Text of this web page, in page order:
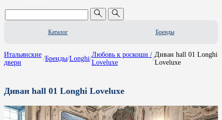
Каталог Бренды
Итальянские
двери
/Бренды/Longhi/
Любовь к роскоши /
Loveluxe
/
Диван hall 01 Longhi
Loveluxe
Диван hall 01 Longhi Loveluxe